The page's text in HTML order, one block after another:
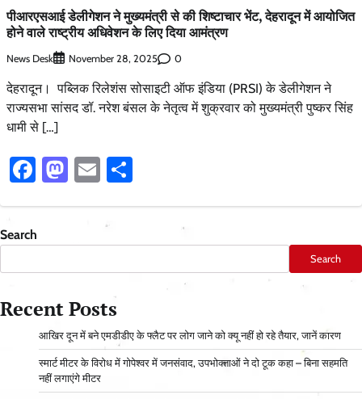
पीआरएसआई डेलीगेशन ने मुख्यमंत्री से की शिष्टाचार भेंट, देहरादून में आयोजित
होने वाले राष्ट्रीय अधिवेशन के लिए दिया आमंत्रण
News Desk November 28, 2025 0
देहरादून। पब्लिक रिलेशंस सोसाइटी ऑफ इंडिया (PRSI) के डेलीगेशन ने
राज्यसभा सांसद डॉ. नरेश बंसल के नेतृत्व में शुक्रवार को मुख्यमंत्री पुष्कर सिंह
धामी से […]
Facebook
Mastodon
Email
Search
Search
Recent Posts
आ​खिर दून में बने एमडीडीए के फ्लैट पर लोग जाने को क्यू नहीं हो रहे तैयार, जानें कारण
स्मार्ट मीटर के विरोध में गोपेश्वर में जनसंवाद, उपभोक्ताओं ने दो टूक कहा – बिना सहमति
नहीं लगाएंगे मीटर